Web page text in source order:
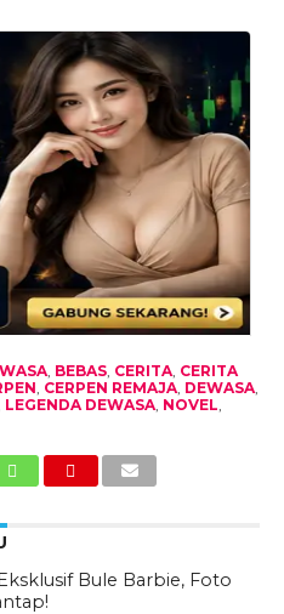
, BEBAS, CERITA, CERITA
, CERPEN REMAJA, DEWASA,
LEGENDA DEWASA, NOVEL,
Bule Barbie, Foto